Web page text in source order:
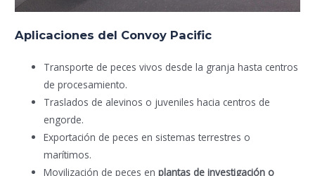
Aplicaciones del Convoy Pacific
Transporte de peces vivos desde la granja hasta centros
de procesamiento.
Traslados de alevinos o juveniles hacia centros de
engorde.
Exportación de peces en sistemas terrestres o
marítimos.
Movilización de peces en plantas de investigación o